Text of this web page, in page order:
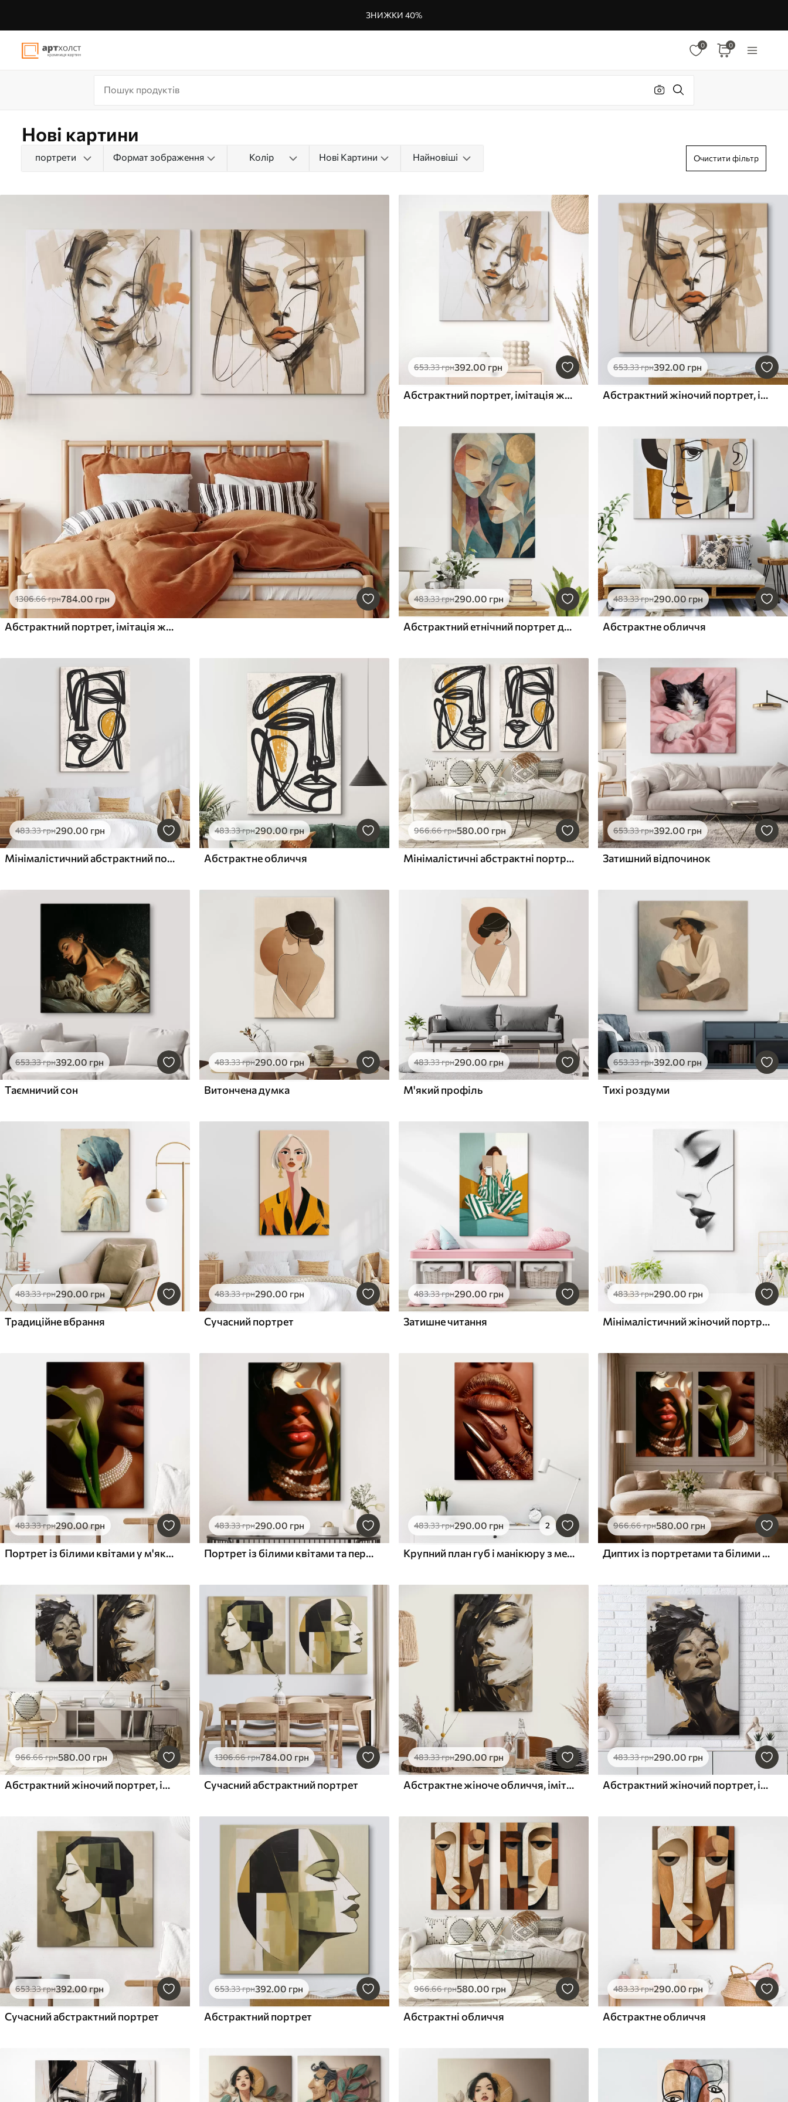
ЗНИЖКИ 40%
0 0
Нові картини
портрети Формат зображення Колір Нові Картини Найновіші Очистити фільтр
1306.66грн784.00 грн
Абстрактний портрет, імітація живопису
653.33грн392.00 грн
Абстрактний портрет, імітація живопису
653.33грн392.00 грн
Абстрактний жіночий портрет, імітація живопису
483.33грн290.00 грн
Абстрактний етнічний портрет двох жінок
483.33грн290.00 грн
Абстрактне обличчя
483.33грн290.00 грн
Мінімалістичний абстрактний портрет
483.33грн290.00 грн
Абстрактне обличчя
966.66грн580.00 грн
Мінімалістичні абстрактні портрети
653.33грн392.00 грн
Затишний відпочинок
653.33грн392.00 грн
Таємничий сон
483.33грн290.00 грн
Витончена думка
483.33грн290.00 грн
М'який профіль
653.33грн392.00 грн
Тихі роздуми
483.33грн290.00 грн
Традиційне вбрання
483.33грн290.00 грн
Сучасний портрет
483.33грн290.00 грн
Затишне читання
483.33грн290.00 грн
Мінімалістичний жіночий портрет у чорно-білих тонах
483.33грн290.00грн
Портрет із білими квітами у м'якому світлі
483.33грн290.00 грн
Портрет із білими квітами та перловим намистом
483.33грн290.00 грн 2
Крупний план губ і манікюру з металічним блиском
966.66грн580.00 грн
Диптих із портретами та білими каллами
966.66грн580.00грн
Абстрактний жіночий портрет, імітація живопису
1306.66грн784.00 грн
Сучасний абстрактний портрет
483.33грн290.00 грн
Абстрактне жіноче обличчя, імітація живопису
483.33грн290.00 грн
Абстрактний жіночий портрет, імітація живопису
653.33грн392.00грн
Сучасний абстрактний портрет
653.33грн392.00 грн
Абстрактний портрет
966.66грн580.00 грн
Абстрактні обличчя
483.33грн290.00 грн
Абстрактне обличчя